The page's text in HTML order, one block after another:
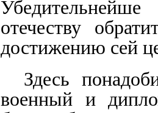
отечеству
достижению сей
Здесь
военный и